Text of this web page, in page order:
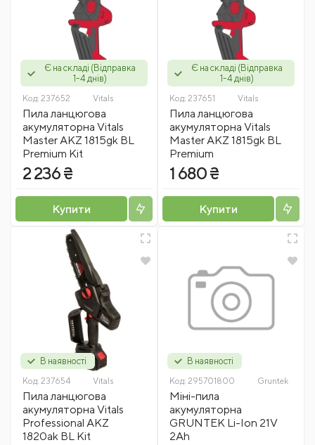
Є на складі (Відправка
1-4 днів)
Код: 237652 Vitals
Пила ланцюгова
акумуляторна Vitals
Master AKZ 1815gk BL
Premium Kit
2 236 ₴
Купити
Є на складі (Відправка
1-4 днів)
Код: 237651 Vitals
Пила ланцюгова
акумуляторна Vitals
Master AKZ 1815gk BL
Premium
1 680 ₴
Купити
В наявності
Код: 237654 Vitals
Пила ланцюгова
акумуляторна Vitals
Professional AKZ
1820ak BL Kit
В наявності
Код: 295701800 Gruntek
Міні-пила
акумуляторна
GRUNTEK Li-Ion 21V
2Ah